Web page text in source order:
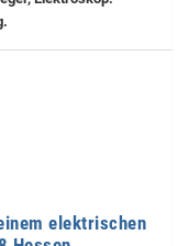
elektrischen